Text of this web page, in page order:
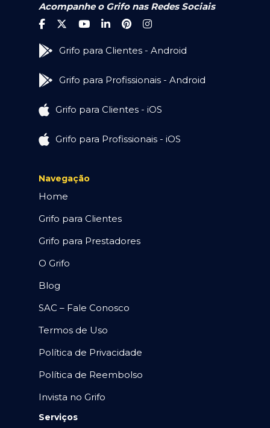
Acompanhe o Grifo nas Redes Sociais
Grifo para Clientes - Android
Grifo para Profissionais - Android
Grifo para Clientes - iOS
Grifo para Profissionais - iOS
Navegação
Home
Grifo para Clientes
Grifo para Prestadores
O Grifo
Blog
SAC – Fale Conosco
Termos de Uso
Política de Privacidade
Política de Reembolso
Invista no Grifo
Serviços